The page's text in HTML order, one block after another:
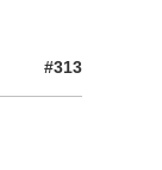
#313